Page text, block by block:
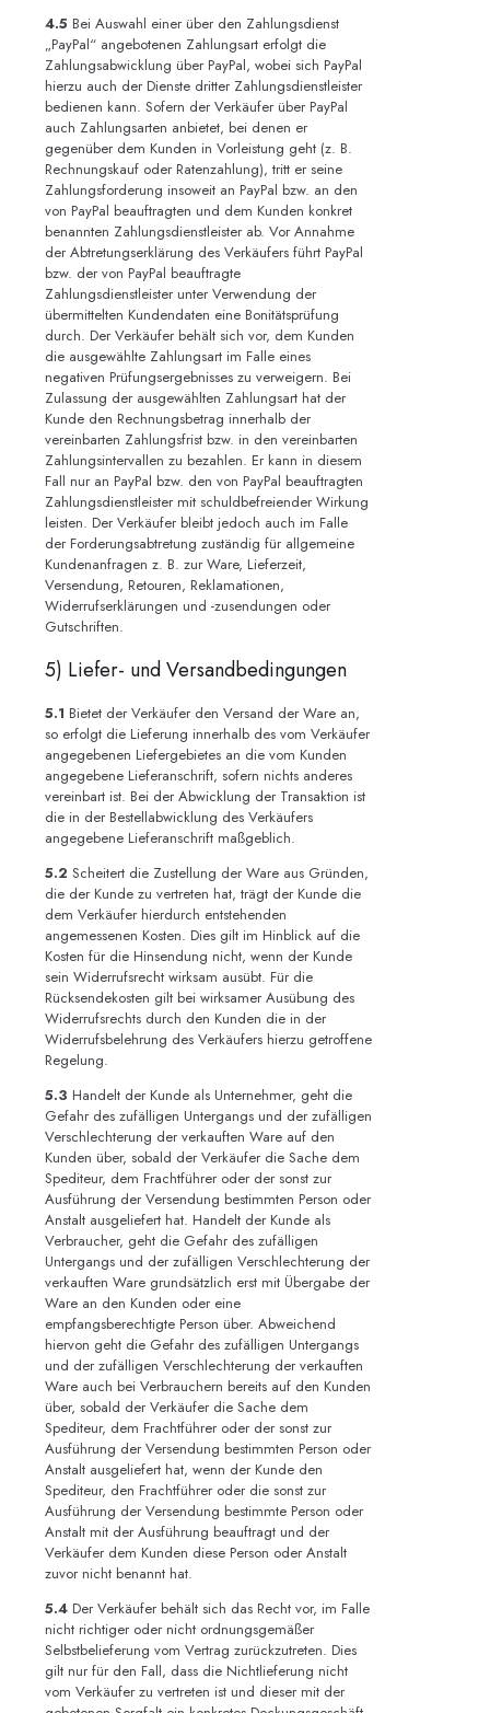
4.5 Bei Auswahl einer über den Zahlungsdienst
„PayPal“ angebotenen Zahlungsart erfolgt die
Zahlungsabwicklung über PayPal, wobei sich PayPal
hierzu auch der Dienste dritter Zahlungsdienstleister
bedienen kann. Sofern der Verkäufer über PayPal
auch Zahlungsarten anbietet, bei denen er
gegenüber dem Kunden in Vorleistung geht (z. B.
Rechnungskauf oder Ratenzahlung), tritt er seine
Zahlungsforderung insoweit an PayPal bzw. an den
von PayPal beauftragten und dem Kunden konkret
benannten Zahlungsdienstleister ab. Vor Annahme
der Abtretungserklärung des Verkäufers führt PayPal
bzw. der von PayPal beauftragte
Zahlungsdienstleister unter Verwendung der
übermittelten Kundendaten eine Bonitätsprüfung
durch. Der Verkäufer behält sich vor, dem Kunden
die ausgewählte Zahlungsart im Falle eines
negativen Prüfungsergebnisses zu verweigern. Bei
Zulassung der ausgewählten Zahlungsart hat der
Kunde den Rechnungsbetrag innerhalb der
vereinbarten Zahlungsfrist bzw. in den vereinbarten
Zahlungsintervallen zu bezahlen. Er kann in diesem
Fall nur an PayPal bzw. den von PayPal beauftragten
Zahlungsdienstleister mit schuldbefreiender Wirkung
leisten. Der Verkäufer bleibt jedoch auch im Falle
der Forderungsabtretung zuständig für allgemeine
Kundenanfragen z. B. zur Ware, Lieferzeit,
Versendung, Retouren, Reklamationen,
Widerrufserklärungen und -zusendungen oder
Gutschriften.
5) Liefer- und Versandbedingungen
5.1 Bietet der Verkäufer den Versand der Ware an,
so erfolgt die Lieferung innerhalb des vom Verkäufer
angegebenen Liefergebietes an die vom Kunden
angegebene Lieferanschrift, sofern nichts anderes
vereinbart ist. Bei der Abwicklung der Transaktion ist
die in der Bestellabwicklung des Verkäufers
angegebene Lieferanschrift maßgeblich.
5.2 Scheitert die Zustellung der Ware aus Gründen,
die der Kunde zu vertreten hat, trägt der Kunde die
dem Verkäufer hierdurch entstehenden
angemessenen Kosten. Dies gilt im Hinblick auf die
Kosten für die Hinsendung nicht, wenn der Kunde
sein Widerrufsrecht wirksam ausübt. Für die
Rücksendekosten gilt bei wirksamer Ausübung des
Widerrufsrechts durch den Kunden die in der
Widerrufsbelehrung des Verkäufers hierzu getroffene
Regelung.
5.3 Handelt der Kunde als Unternehmer, geht die
Gefahr des zufälligen Untergangs und der zufälligen
Verschlechterung der verkauften Ware auf den
Kunden über, sobald der Verkäufer die Sache dem
Spediteur, dem Frachtführer oder der sonst zur
Ausführung der Versendung bestimmten Person oder
Anstalt ausgeliefert hat. Handelt der Kunde als
Verbraucher, geht die Gefahr des zufälligen
Untergangs und der zufälligen Verschlechterung der
verkauften Ware grundsätzlich erst mit Übergabe der
Ware an den Kunden oder eine
empfangsberechtigte Person über. Abweichend
hiervon geht die Gefahr des zufälligen Untergangs
und der zufälligen Verschlechterung der verkauften
Ware auch bei Verbrauchern bereits auf den Kunden
über, sobald der Verkäufer die Sache dem
Spediteur, dem Frachtführer oder der sonst zur
Ausführung der Versendung bestimmten Person oder
Anstalt ausgeliefert hat, wenn der Kunde den
Spediteur, den Frachtführer oder die sonst zur
Ausführung der Versendung bestimmte Person oder
Anstalt mit der Ausführung beauftragt und der
Verkäufer dem Kunden diese Person oder Anstalt
zuvor nicht benannt hat.
5.4 Der Verkäufer behält sich das Recht vor, im Falle
nicht richtiger oder nicht ordnungsgemäßer
Selbstbelieferung vom Vertrag zurückzutreten. Dies
gilt nur für den Fall, dass die Nichtlieferung nicht
vom Verkäufer zu vertreten ist und dieser mit der